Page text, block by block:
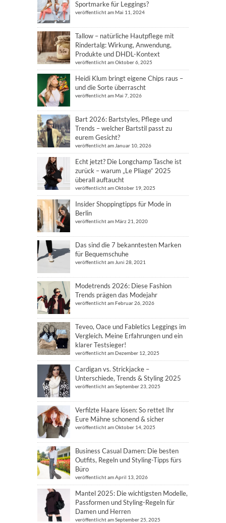
Sportmarke für Leggings?
veröffentlicht am Mai 11, 2024
Tallow – natürliche Hautpflege mit
Rindertalg: Wirkung, Anwendung,
Produkte und DHDL-Kontext
veröffentlicht am Oktober 6, 2025
Heidi Klum bringt eigene Chips raus –
und die Sorte überrascht
veröffentlicht am Mai 7, 2026
Bart 2026: Bartstyles, Pflege und
Trends – welcher Bartstil passt zu
eurem Gesicht?
veröffentlicht am Januar 10, 2026
Echt jetzt? Die Longchamp Tasche ist
zurück – warum „Le Pliage“ 2025
überall auftaucht
veröffentlicht am Oktober 19, 2025
Insider Shoppingtipps für Mode in
Berlin
veröffentlicht am März 21, 2020
Das sind die 7 bekanntesten Marken
für Bequemschuhe
veröffentlicht am Juni 28, 2021
Modetrends 2026: Diese Fashion
Trends prägen das Modejahr
veröffentlicht am Februar 26, 2026
Teveo, Oace und Fabletics Leggings im
Vergleich. Meine Erfahrungen und ein
klarer Testsieger!
veröffentlicht am Dezember 12, 2025
Cardigan vs. Strickjacke –
Unterschiede, Trends & Styling 2025
veröffentlicht am September 23, 2025
Verfilzte Haare lösen: So rettet Ihr
Eure Mähne schonend & sicher
veröffentlicht am Oktober 14, 2025
Business Casual Damen: Die besten
Outfits, Regeln und Styling-Tipps fürs
Büro
veröffentlicht am April 13, 2026
Mantel 2025: Die wichtigsten Modelle,
Passformen und Styling-Regeln für
Damen und Herren
veröffentlicht am September 25, 2025